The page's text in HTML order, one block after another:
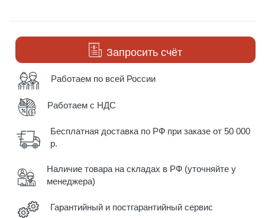
Запросить счёт
Работаем по всей России
Работаем с НДС
Бесплатная доставка по РФ при заказе от 50 000
р.
Наличие товара на складах в РФ (уточняйте у
менеджера)
Гарантийный и постгарантийный сервис